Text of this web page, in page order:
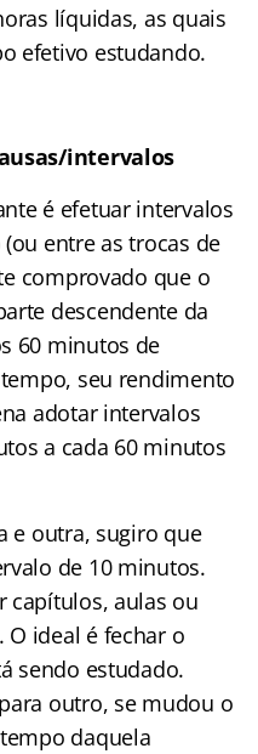
líquidas, as quais
efetivo estudando.
intervalos
é efetuar intervalos
entre as trocas de
comprovado que o
descendente da
60 minutos de
seu rendimento
adotar intervalos
a cada 60 minutos
e outra, sugiro que
de 10 minutos.
capítulos, aulas ou
ideal é fechar o
sendo estudado.
outro, se mudou o
daquela